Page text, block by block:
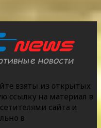
взяты из открытых
ссылку на материал в
сайта и
в